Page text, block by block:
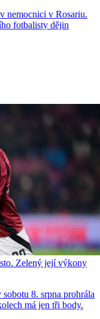
nemocnici v Rosariu.
fotbalisty dějin
Zelený její výkony
8. srpna prohrála
má jen tři body.